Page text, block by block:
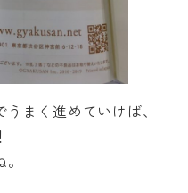
まく進めていけば、